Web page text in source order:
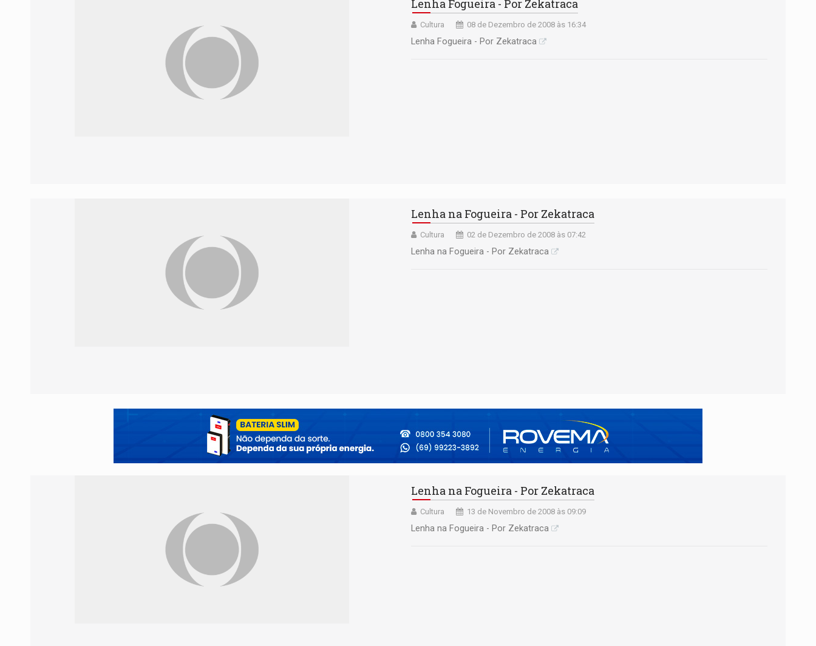
Lenha Fogueira - Por Zekatraca
Cultura 08 de Dezembro de 2008 às 16:34
Lenha Fogueira - Por Zekatraca
Lenha na Fogueira - Por Zekatraca
Cultura 02 de Dezembro de 2008 às 07:42
Lenha na Fogueira - Por Zekatraca
Lenha na Fogueira - Por Zekatraca
Cultura 13 de Novembro de 2008 às 09:09
Lenha na Fogueira - Por Zekatraca